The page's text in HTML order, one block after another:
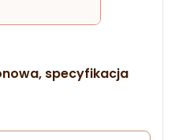
specyfikacja